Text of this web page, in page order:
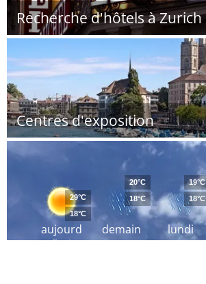
Recherche d'hôtels à Zurich
Centres d'exposition
aujourd
´hui
29°C
18°C
demain
20°C
18°C
lundi
19°C
18°C